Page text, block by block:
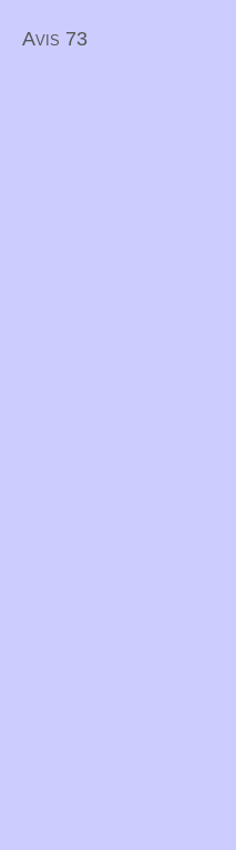
Avis 73